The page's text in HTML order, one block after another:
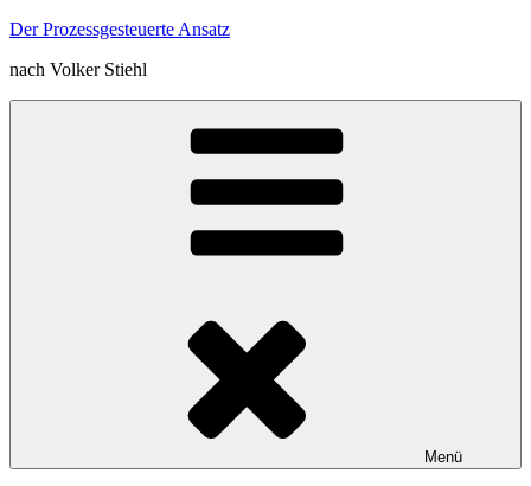
Zum
springen
Der Prozessgesteuerte Ansatz
nach Volker Stiehl
Menü